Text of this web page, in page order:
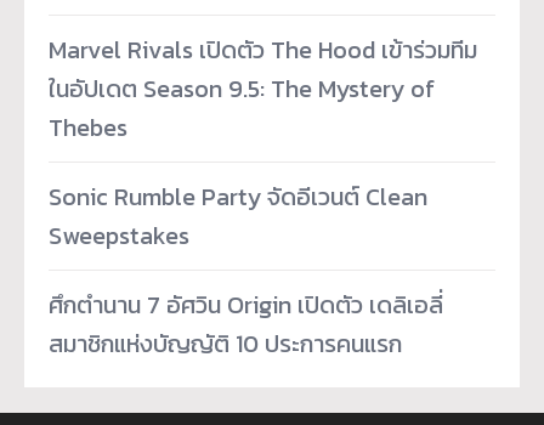
Marvel Rivals เปิดตัว The Hood เข้าร่วมทีม
ในอัปเดต Season 9.5: The Mystery of
Thebes
Sonic Rumble Party จัดอีเวนต์ Clean
Sweepstakes
ศึกตำนาน 7 อัศวิน Origin เปิดตัว เดลิเอลี่
สมาชิกแห่งบัญญัติ 10 ประการคนแรก